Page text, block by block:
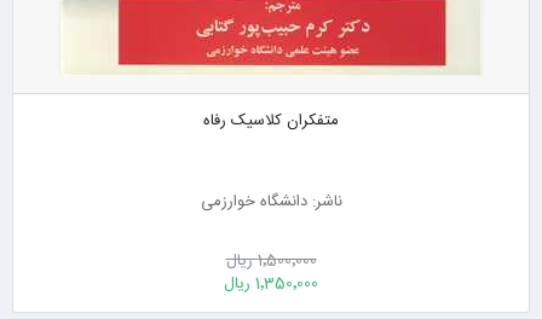
متفکران کلاسیک رفاه
ناشر: دانشگاه خوارزمی
1٬500٬000 ریال
1٬350٬000 ریال